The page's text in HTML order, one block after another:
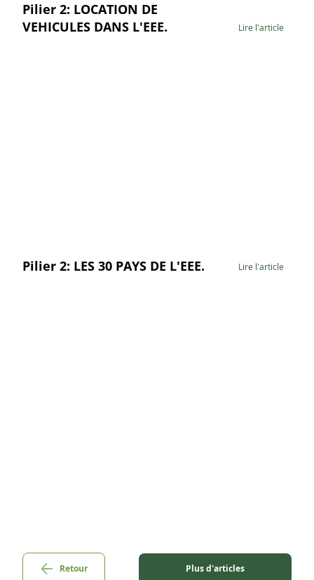
Pilier 2: LOCATION DE
VEHICULES DANS L'EEE.
Lire l'article
Pilier 2: LES 30 PAYS DE L'EEE. Lire l'article
Retour Plus d'articles